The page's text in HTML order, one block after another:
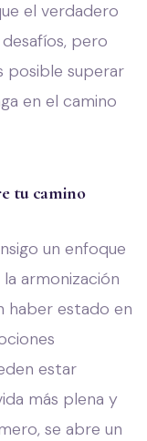
el verdadero
pero
posible superar
en el camino
tu camino
un enfoque
armonización
haber estado en
estar
más plena y
se abre un